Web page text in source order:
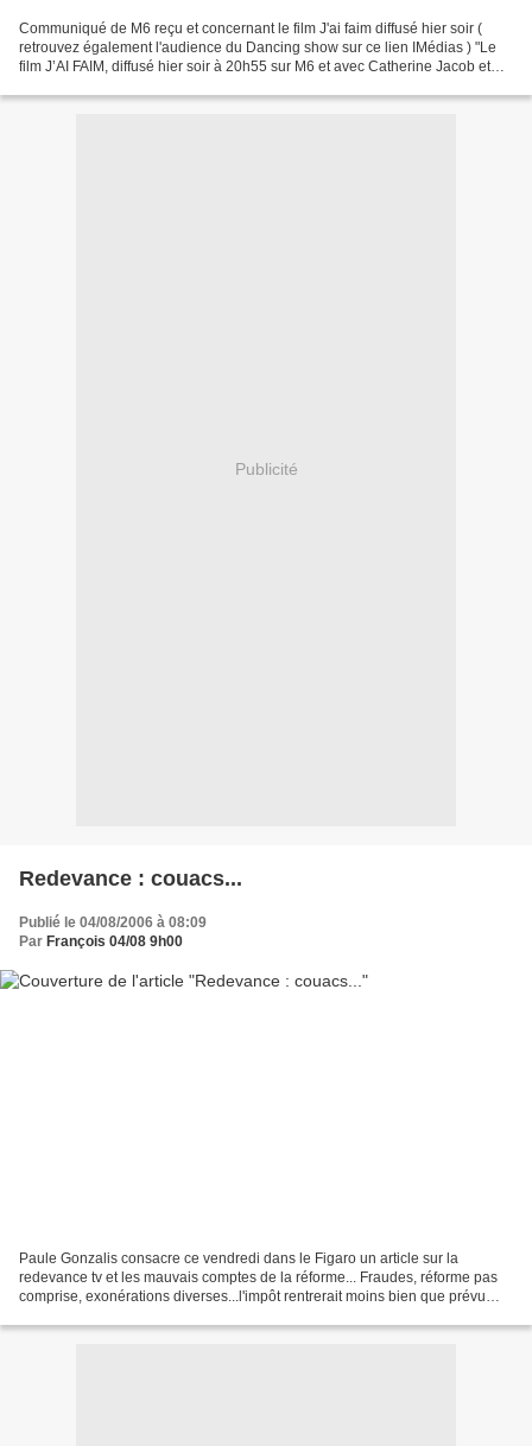
Communiqué de M6 reçu et concernant le film J'ai faim diffusé hier soir (
retrouvez également l'audience du Dancing show sur ce lien IMédias ) "Le
film J’AI FAIM, diffusé hier soir à 20h55 sur M6 et avec Catherine Jacob et
Publicité
Redevance : couacs...
Publié le 04/08/2006 à 08:09
Par François 04/08 9h00
Paule Gonzalis consacre ce vendredi dans le Figaro un article sur la
redevance tv et les mauvais comptes de la réforme... Fraudes, réforme pas
comprise, exonérations diverses...l'impôt rentrerait moins bien que prévu